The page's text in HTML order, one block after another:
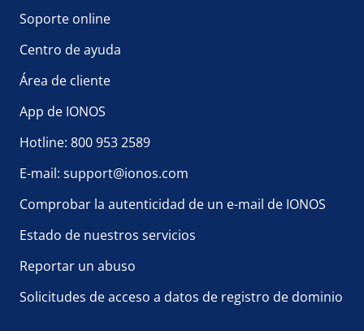
Soporte online
Centro de ayuda
Área de cliente
App de IONOS
Hotline: 800 953 2589
E-mail: support@ionos.com
Comprobar la autenticidad de un e-mail de IONOS
Estado de nuestros servicios
Reportar un abuso
Solicitudes de acceso a datos de registro de dominio